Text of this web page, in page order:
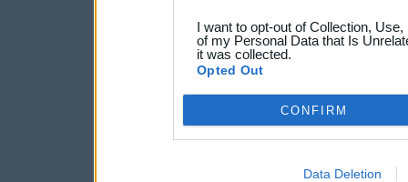
I want to opt-out of Collection,
of my Personal Data that Is
it was collected.
Opted Out
CONFIRM
Data Deletion